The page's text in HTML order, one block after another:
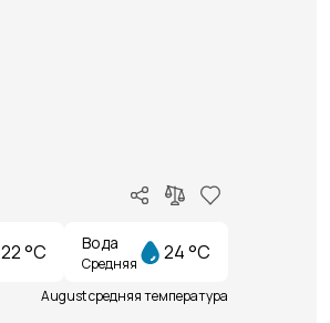
22 °C Вода
Средняя 24 °C
August средняя температура